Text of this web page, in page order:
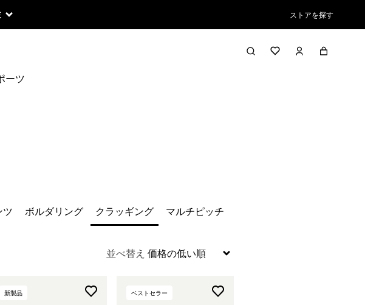
ストアを探す
ーツ
ツ ボルダリング クラッギング マルチピッチ
並べ替え
新製品 ベストセラー